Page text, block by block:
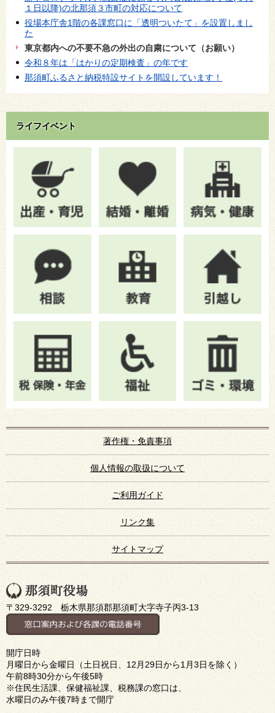
１日以降)の北那須３市町の対応について
役場本庁舎1階の各課窓口に「透明ついたて」を設置しまし
た
東京都内への不要不急の外出の自粛について（お願い）
令和８年は「はかりの定期検査」の年です
那須町ふるさと納税特設サイトを開設しています！
ライフイベント
著作権・免責事項
個人情報の取扱について
ご利用ガイド
リンク集
サイトマップ
〒329-3292 栃木県那須郡那須町大字寺子丙3-13
開庁日時
月曜日から金曜日（土日祝日、12月29日から1月3日を除く）
午前8時30分から午後5時
※住民生活課、保健福祉課、税務課の窓口は、
水曜日のみ午後7時まで開庁